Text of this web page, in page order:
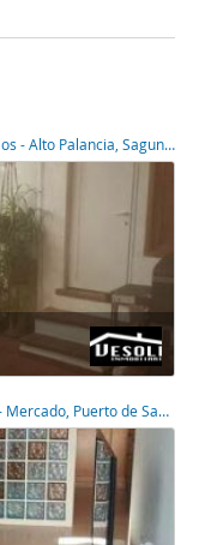
Chalet adosado en Calle Autonomia, Doctor Palos - Alto Palancia, Sagunto/Sagunt,
Ático en Calle Virgen del Losar, Mare Nostrum - Mercado, Puerto de Sagunto,